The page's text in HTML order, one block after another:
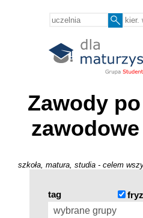
Zawody
szkoła, matura, studia - celem
tag